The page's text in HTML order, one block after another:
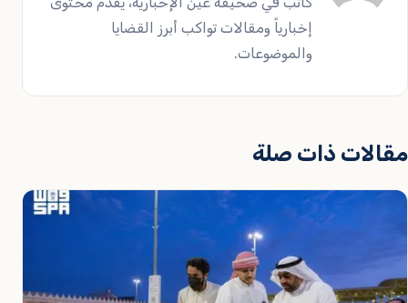
إخبارياً ومقالات تواكب أبرز القضايا
والموضوعات.
مقالات ذات صلة